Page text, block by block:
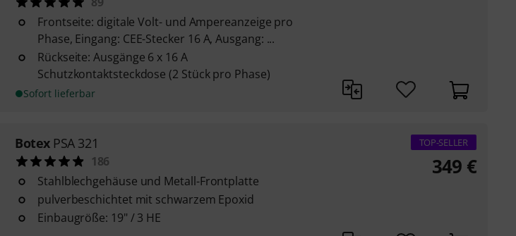
Frontseite: digitale Volt- und Ampereanzeige pro
Phase, Eingang: CEE-Stecker 16 A, Ausgang: ...
Rückseite: Ausgänge 6 x 16 A
Schutzkontaktsteckdose (2 Stück pro Phase)
Sofort lieferbar
Botex PSA 321
186
Stahlblechgehäuse und Metall-Frontplatte
pulverbeschichtet mit schwarzem Epoxid
Einbaugröße: 19" / 3 HE
TOP-SELLER
349 €